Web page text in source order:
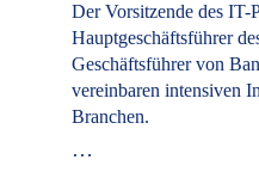
Der Vorsitzende des IT-
Hauptgeschäftsführer
Geschäftsführer von
vereinbaren intensiven
Branchen.
…